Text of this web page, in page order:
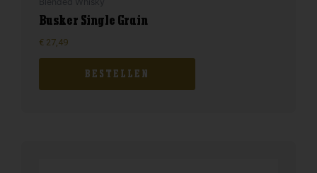
Busker Single Grain
€ 27,49
BESTELLEN